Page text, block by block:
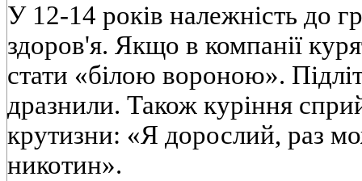
У 12-14 років належність до
здоров'я. Якщо в компанії
стати «білою вороною».
дразнили. Також куріння
крутизни: «Я дорослий, раз
никотин».